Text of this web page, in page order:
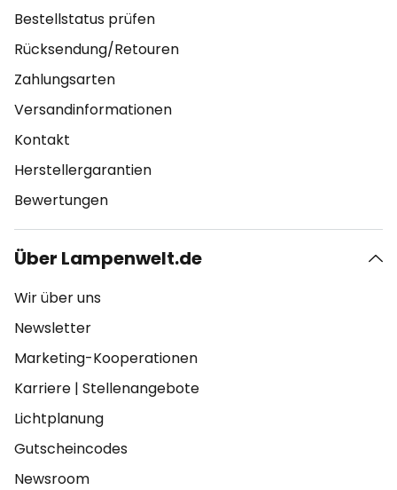
Bestellstatus prüfen
Rücksendung/Retouren
Zahlungsarten
Versandinformationen
Kontakt
Herstellergarantien
Bewertungen
Über Lampenwelt.de
Wir über uns
Newsletter
Marketing-Kooperationen
Karriere | Stellenangebote
Lichtplanung
Gutscheincodes
Newsroom